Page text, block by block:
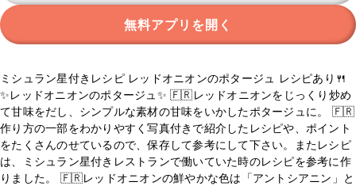
無料アプリを開く
ミシュラン星付きレシピ レッドオニオンのポタージュ レシピあり🍴
✨レッドオニオンのポタージュ✨ 🇫🇷レッドオニオンをじっくり炒め
て甘味をだし、シンプルな素材の甘味をいかしたポタージュに。 🇫🇷
作り方の一部をわかりやすく写真付きで紹介したレシピや、ポイント
をたくさんのせているので、保存して参考にして下さい。またレシピ
は、ミシュラン星付きレストランで働いていた時のレシピを参考に作
りました。 🇫🇷レッドオニオンの鮮やかな色は「アントシアニン」と